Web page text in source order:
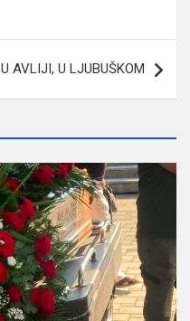
AVLIJI, U LJUBUŠKOM